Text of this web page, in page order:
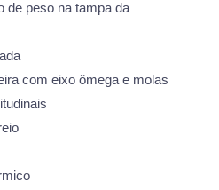
de peso na tampa da
com eixo ômega e molas